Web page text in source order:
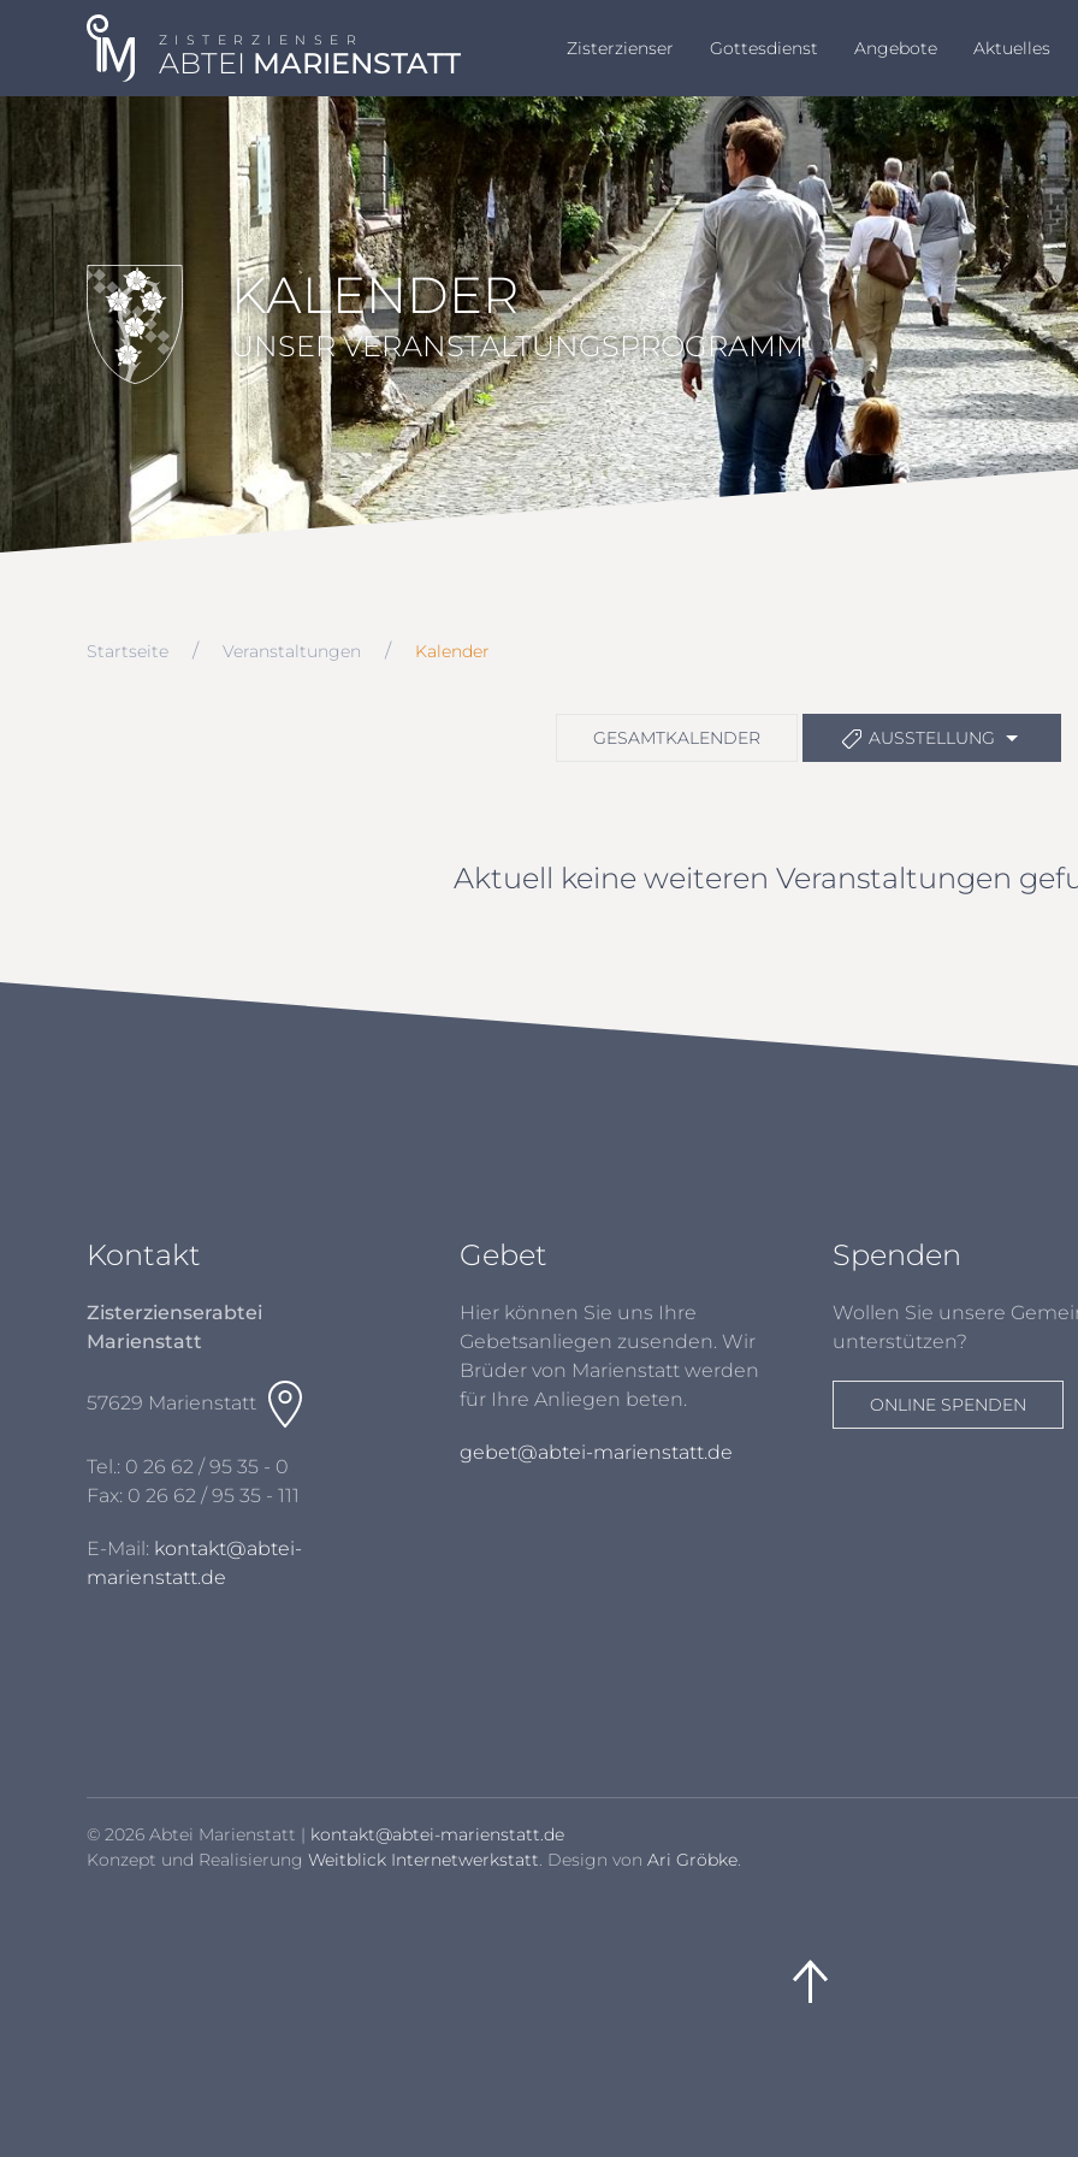
ZISTERZIENSER
ABTEI MARIENSTATT Zisterzienser Gottesdienst Angebote Aktuelles
KALENDER
UNSER VERANSTALTUNGSPROGRAMM
Startseite Veranstaltungen Kalender
GESAMTKALENDER AUSSTELLUNG
Aktuell keine weiteren Veranstaltungen
Kontakt
Zisterzienserabtei
Marienstatt
57629 Marienstatt
Tel.: 0 26 62 / 95 35 - 0
Fax: 0 26 62 / 95 35 - 111
E-Mail: kontakt@abtei-
marienstatt.de
Gebet
Hier können Sie uns Ihre
Gebetsanliegen zusenden. Wir
Brüder von Marienstatt werden
für Ihre Anliegen beten.
gebet@abtei-marienstatt.de
Spenden
Wollen Sie unsere
unterstützen?
ONLINE SPENDEN
© 2026 Abtei Marienstatt | kontakt@abtei-marienstatt.de
Konzept und Realisierung Weitblick Internetwerkstatt. Design von Ari Gröbke.